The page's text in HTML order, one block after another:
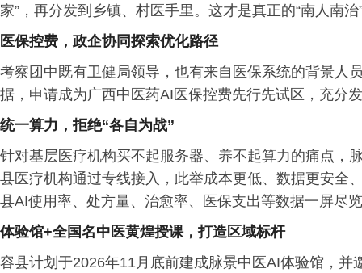
家”，再分发到乡镇、村医手里。这才是真正的“南人南治
医保控费，政企协同探索优化路径
考察团中既有卫健局领导，也有来自医保系统的背景人
据，申请成为广西中医药AI医保控费先行先试区，充分
统一算力，拒绝“各自为战”
针对基层医疗机构买不起服务器、养不起算力的痛点，
县医疗机构通过专线接入，此举成本更低、数据更安
县AI使用率、处方量、治愈率、医保支出等数据一屏尽
体验馆+全国名中医黄煌授课，打造区域标杆
容县计划于2026年11月底前建成脉景中医AI体验馆，